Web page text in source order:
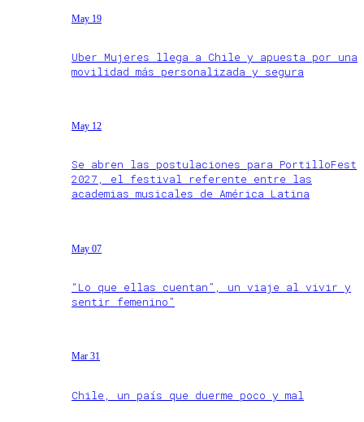
May 19
Uber Mujeres llega a Chile y apuesta por una
movilidad más personalizada y segura
May 12
Se abren las postulaciones para PortilloFest
2027, el festival referente entre las
academias musicales de América Latina
May 07
“Lo que ellas cuentan”, un viaje al vivir y
sentir femenino”
Mar 31
Chile, un país que duerme poco y mal